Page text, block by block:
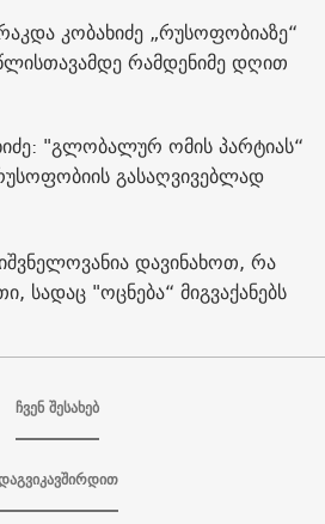
კობახიძე „რუსოფობიაზე“
რამდენიმე დღით
"გლობალურ ომის პარტიას“
გასაღვივებლად
დავინახოთ, რა
სადაც "ოცნება“ მიგვაქანებს
ჩვენ შესახებ